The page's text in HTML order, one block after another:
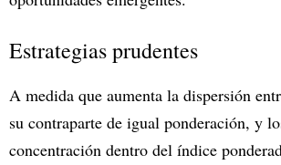
Estrategias prudentes
A medida que aumenta la dispersión
su contraparte de igual ponderación, y
concentración dentro del índice